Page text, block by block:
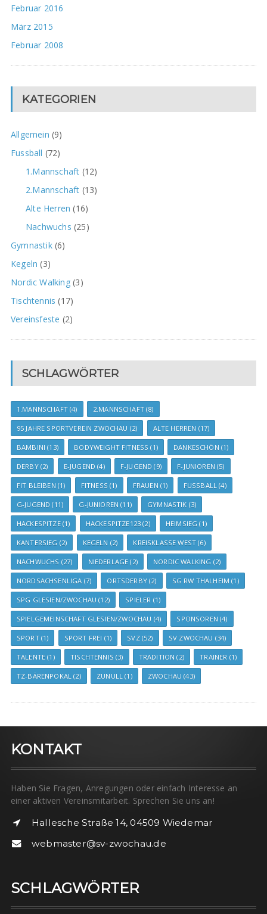
Februar 2016
März 2015
Februar 2008
KATEGORIEN
Allgemein (9)
Fussball (72)
1.Mannschaft (12)
2.Mannschaft (13)
Alte Herren (16)
Nachwuchs (25)
Gymnastik(6)
Kegeln (3)
Nordic Walking(3)
Tischtennis (17)
Vereinsfeste (2)
SCHLAGWÖRTER
1.MANNSCHAFT(4) 2.MANNSCHAFT(8)
95 JAHRE SPORTVEREIN ZWOCHAU (2) ALTE HERREN (17)
BAMBINI (13) BODYWEIGHT FITNESS (1) DANKESCHÖN (1)
DERBY(2) E-JUGEND (4) F-JUGEND (9) F-JUNIOREN (5)
FIT BLEIBEN (1) FITNESS (1) FRAUEN (1) FUSSBALL (4)
G-JUGEND (11) G-JUNIOREN (11) GYMNASTIK (3)
HACKESPITZE(1) HACKESPITZE123 (2) HEIMSIEG (1)
KANTERSIEG (2) KEGELN (2) KREISKLASSE WEST (6)
NACHWUCHS (27) NIEDERLAGE (2) NORDIC WALKING (2)
NORDSACHSENLIGA (7) ORTSDERBY(2) SG RW THALHEIM (1)
SPG GLESIEN/ZWOCHAU (12) SPIELER (1)
SPIELGEMEINSCHAFT GLESIEN/ZWOCHAU (4) SPONSOREN (4)
SPORT(1) SPORT FREI (1) SVZ(52) SV ZWOCHAU (34)
TALENTE (1) TISCHTENNIS (3) TRADITION (2) TRAINER (1)
TZ-BÄRENPOKAL (2) ZUNULL (1) ZWOCHAU (43)
KONTAKT
Haben Sie Fragen, Anregungen oder einfach Interesse an
einer aktiven Vereinsmitarbeit. Sprechen Sie uns an!
Hallesche Straße 14, 04509 Wiedemar
webmaster@sv-zwochau.de
SCHLAGWÖRTER